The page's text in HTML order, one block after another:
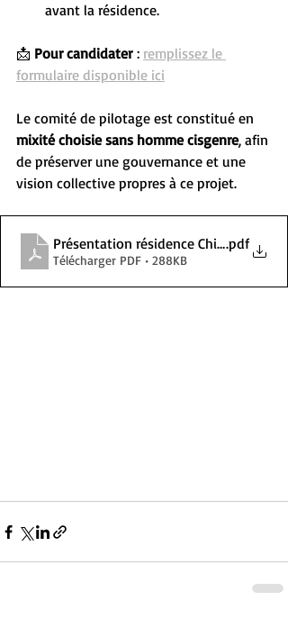
avant la résidence.
📩 Pour candidater : remplissez le
formulaire disponible ici
Le comité de pilotage est constitué en
mixité choisie sans homme cisgenre, afin
de préserver une gouvernance et une
vision collective propres à ce projet.
Présentation résidence Chiloé x
.pdf
Télécharger PDF • 288KB